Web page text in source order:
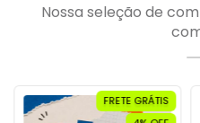
Nossa seleção de
FRETE GRÁTIS